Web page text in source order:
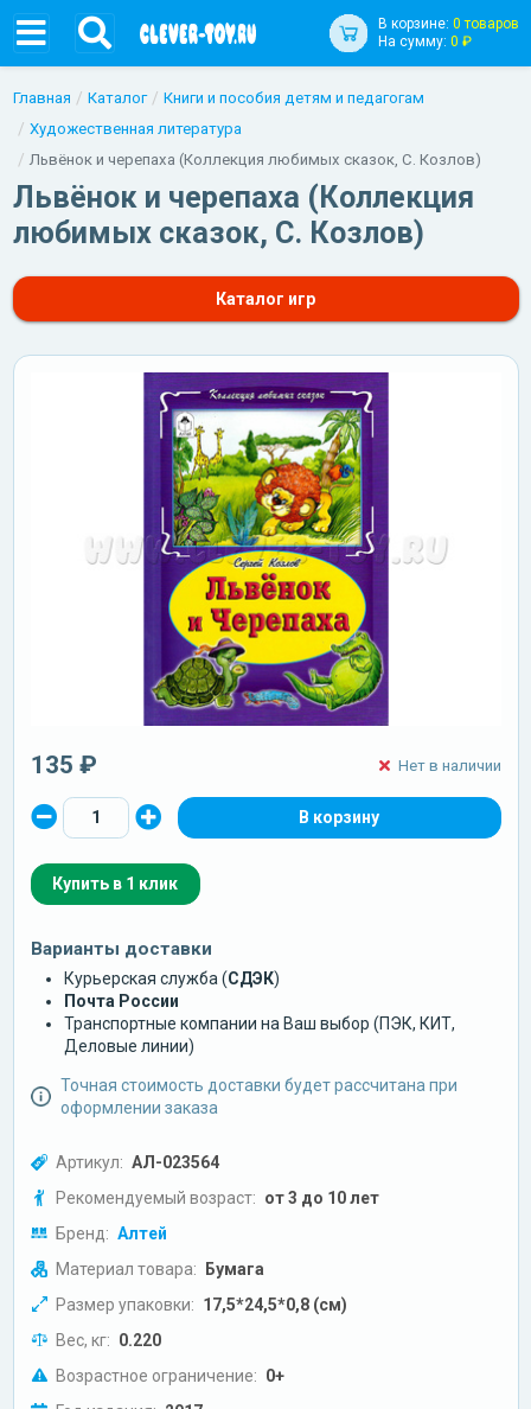
В корзине: 0 товаров
На сумму: 0 ₽
Главная Каталог
Книги и пособия детям и педагогам
Художественная литература
Львёнок и черепаха (Коллекция любимых сказок, С. Козлов)
Львёнок и черепаха (Коллекция
любимых сказок, С. Козлов)
Каталог игр
135 ₽ Нет в наличии
Купить в 1 клик
Варианты доставки
Курьерская служба (СДЭК)
Почта России
Транспортные компании на Ваш выбор (ПЭК, КИТ,
Деловые линии)
Точная стоимость доставки будет рассчитана при
оформлении заказа
Артикул: АЛ-023564
Рекомендуемый возраст: от 3 до 10 лет
Бренд: Алтей
Материал товара: Бумага
Размер упаковки: 17,5*24,5*0,8 (см)
Вес, кг: 0.220
Возрастное ограничение: 0+